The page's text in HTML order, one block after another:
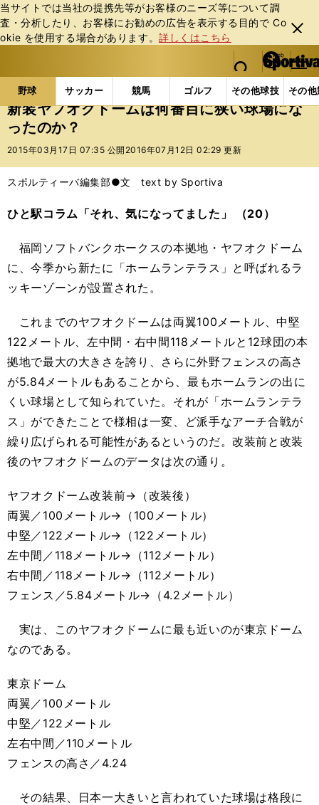
当サイトでは当社の提携先等がお客様のニーズ等について調
査・分析したり、お客様にお勧めの広告を表⽰する⽬的で Co
okie を使⽤する場合があります。詳しくはこちら
閉じ
る
web Sportiva (webスポルティーバ)
検索
マイペ
ー
ジ
メニュ
野球 サッカー 競馬 ゴルフ その他球技 その
b
ス
ポ
ル
バ
野球の記事一覧 プロ野球 新装ヤフオクドームは何
新装ヤフオクドームは何番目に狭い球場にな
ったのか？
2015年03月17日 07:35 公開 2016年07月12日 02:29 更新
スポルティーバ編集部●文 text by Sportiva
ひと駅コラム「それ、気になってました」 （20）
福岡ソフトバンクホークスの本拠地・ヤフオクドーム
に、今季から新たに「ホームランテラス」と呼ばれるラ
ッキーゾーンが設置された。
これまでのヤフオクドームは両翼100メートル、中堅
122メートル、左中間・右中間118メートルと12球団の本
拠地で最大の大きさを誇り、さらに外野フェンスの高さ
が5.84メートルもあることから、最もホームランの出に
くい球場として知られていた。それが「ホームランテラ
ス」ができたことで様相は一変、ど派手なアーチ合戦が
繰り広げられる可能性があるというのだ。改装前と改装
後のヤフオクドームのデータは次の通り。
ヤフオクドーム改装前→（改装後）
両翼／100メートル→（100メートル）
中堅／122メートル→（122メートル）
左中間／118メートル→（112メートル）
右中間／118メートル→（112メートル）
フェンス／5.84メートル→（4.2メートル）
実は、このヤフオクドームに最も近いのが東京ドーム
なのである。
東京ドーム
両翼／100メートル
中堅／122メートル
左右中間／110メートル
フェンスの高さ／4.24
その結果、日本一大きいと言われていた球場は格段に